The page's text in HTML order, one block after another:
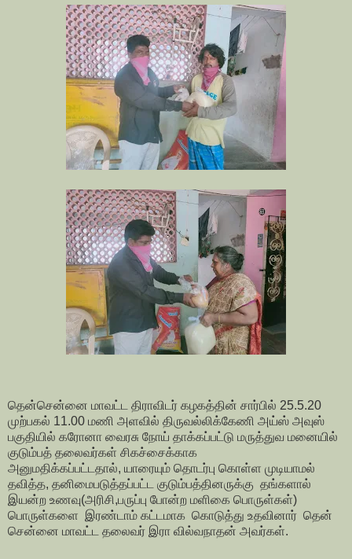
தென்சென்னை மாவட்ட திராவிடர் கழகத்தின் சார்பில் 25.5.20
முற்பகல் 11.00 மணி அளவில் திருவல்லிக்கேணி அய்ஸ் அவுஸ்
பகுதியில் கரோனா வைரசு நோய் தாக்கப்பட்டு மருத்துவ மனையில்
குடும்பத் தலைவர்கள் சிகச்சைக்காக
அனுமதிக்கப்பட்டதால், யாரையும் தொடர்பு கொள்ள முடியாமல்
தவித்த, தனிமைபடுத்தப்பட்ட குடும்பத்தினருக்கு தங்களால்
இயன்ற உணவு(அரிசி,பருப்பு போன்ற மளிகை பொருள்கள்)
பொருள்களை இரண்டாம் கட்டமாக கொடுத்து உதவினார் தென்
சென்னை மாவட்ட தலைவர் இரா வில்வநாதன் அவர்கள்.